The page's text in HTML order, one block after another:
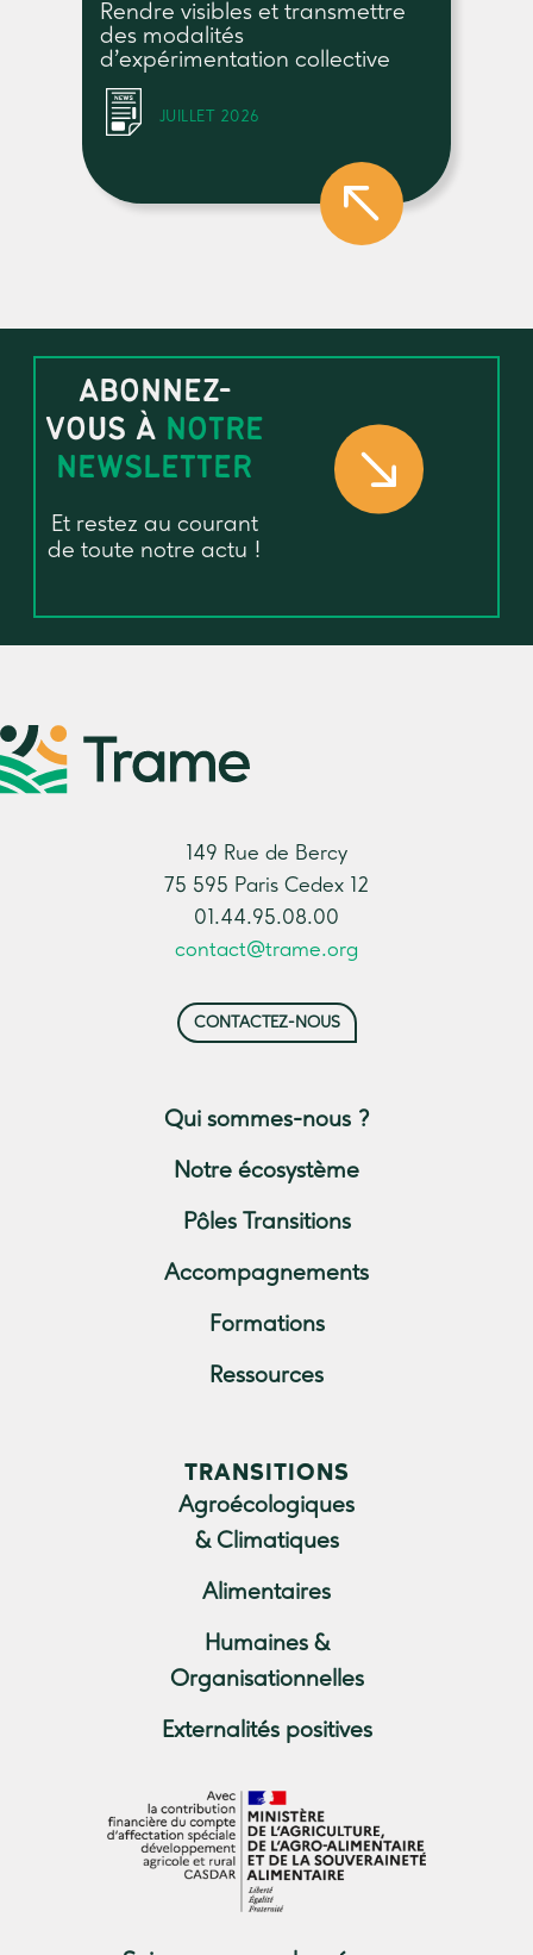
Rendre visibles et transmettre
des modalités
d’expérimentation collective
JUILLET 2026
ABONNEZ-
VOUS À NOTRE
NEWSLETTER
Et restez au courant
de toute notre actu !
149 Rue de Bercy
75 595 Paris Cedex 12
01.44.95.08.00
contact@trame.org
CONTACTEZ-NOUS
Qui sommes-nous ?
Notre écosystème
Pôles Transitions
Accompagnements
Formations
Ressources
TRANSITIONS
Agroécologiques
& Climatiques
Alimentaires
Humaines &
Organisationnelles
Externalités positives